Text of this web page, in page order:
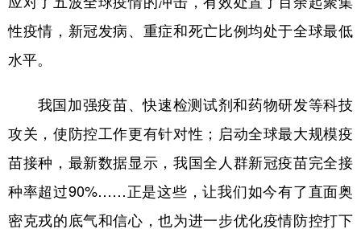
性疫情，新冠发病、重症和死亡比例均处于全球最低
水平。
我国加强疫苗、快速检测试剂和药物研发等科技
攻关，使防控工作更有针对性；启动全球最大规模疫
苗接种，最新数据显示，我国全人群新冠疫苗完全接
种率超过90%……正是这些，让我们如今有了直面奥
密克戎的底气和信心，也为进一步优化疫情防控打下